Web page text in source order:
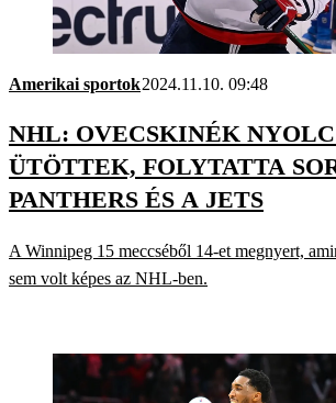
Amerikai sportok2024.11.10. 09:48
NHL: OVECSKINÉK
ÜTÖTTEK, FOLYTATTA
PANTHERS ÉS A JETS
A Winnipeg 15 meccséből 14-et megnyert,
sem volt képes az NHL-ben.